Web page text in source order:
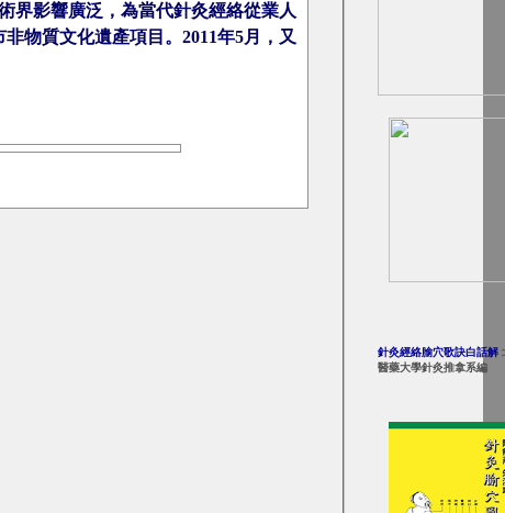
針灸經絡腧穴歌訣白話解
醫藥大學針灸推拿系編
界影響廣泛，為當代針灸經絡從業人
物質文化遺產項目。2011年5月，又